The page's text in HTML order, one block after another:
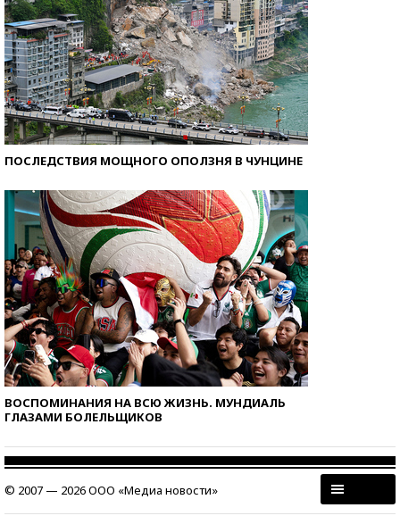
ПОСЛЕДСТВИЯ МОЩНОГО ОПОЛЗНЯ В ЧУНЦИНЕ
ВОСПОМИНАНИЯ НА ВСЮ ЖИЗНЬ. МУНДИАЛЬ
ГЛАЗАМИ БОЛЕЛЬЩИКОВ
© 2007 — 2026 ООО «Медиа новости»